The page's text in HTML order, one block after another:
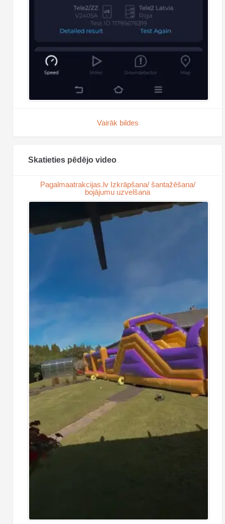
Vairāk bildes
Skatieties pēdējo video
Pagalmaatrakcijas.lv Izkrāpšana/ šantažēšana/
bojājumu uzvelšana